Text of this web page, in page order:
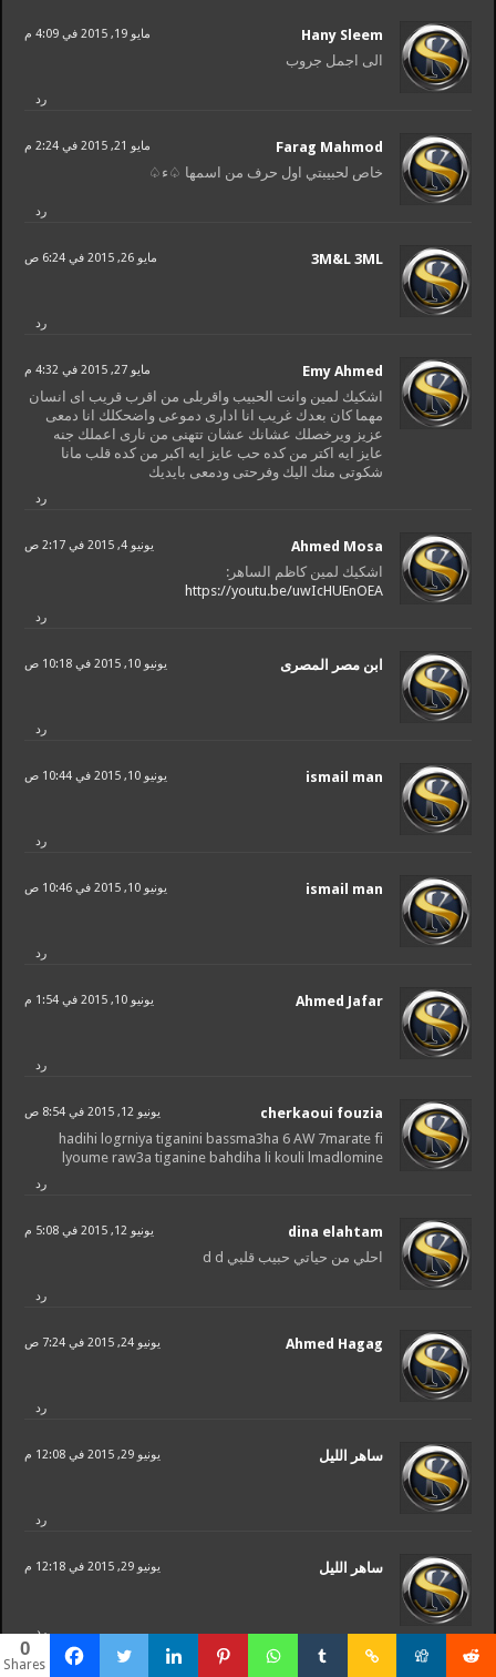
0
Shares
Hany Sleem مايو 19, 2015 في 4:09 م
الى اجمل جروب
رد
Farag Mahmod مايو 21, 2015 في 2:24 م
خاص لحبيبتي اول حرف من اسمها ♤ء♤
رد
3M&L 3ML مايو 26, 2015 في 6:24 ص
رد
Emy Ahmed مايو 27, 2015 في 4:32 م
اشكيك لمين وانت الحبيب واقربلى من اقرب قريب اى انسان
مهما كان بعدك غريب انا ادارى دموعى واضحكلك انا دمعى
عزيز ويرخصلك عشانك عشان تتهنى من نارى اعملك جنه
عايز ايه اكتر من كده حب عايز ايه اكبر من كده قلب مانا
شكوتى منك اليك وفرحتى ودمعى بايديك
رد
Ahmed Mosa يونيو 4, 2015 في 2:17 ص
اشكيك لمين كاظم الساهر:
https://youtu.be/uwIcHUEnOEA
رد
ابن مصر المصرى يونيو 10, 2015 في 10:18 ص
رد
ismail man يونيو 10, 2015 في 10:44 ص
رد
ismail man يونيو 10, 2015 في 10:46 ص
رد
Ahmed Jafar يونيو 10, 2015 في 1:54 م
رد
cherkaoui fouzia يونيو 12, 2015 في 8:54 ص
hadihi logrniya tiganini bassma3ha 6 AW 7marate fi
lyoume raw3a tiganine bahdiha li kouli lmadlomine
رد
dina elahtam يونيو 12, 2015 في 5:08 م
احلي من حياتي حبيب قلبي d d
رد
Ahmed Hagag يونيو 24, 2015 في 7:24 ص
رد
‫ساهر الليل‬‎ يونيو 29, 2015 في 12:08 م
رد
‫ساهر الليل‬‎ يونيو 29, 2015 في 12:18 م
رد